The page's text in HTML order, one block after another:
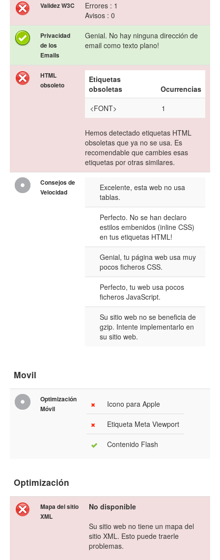
Validez W3C
Errores : 1
Avisos : 0
Privacidad
de los
Emails
Genial. No hay ninguna dirección de
email como texto plano!
HTML
obsoleto
Etiquetas
obsoletas
Ocurrencias
<FONT>
1
Hemos detectado etiquetas HTML
obsoletas que ya no se usa. Es
recomendable que cambies esas
etiquetas por otras similares.
Consejos de
Velocidad
Excelente, esta web no usa
tablas.
Perfecto. No se han declaro
estilos embenidos (inline CSS)
en tus etiquetas HTML!
Genial, tu página web usa muy
pocos ficheros CSS.
Perfecto, tu web usa pocos
ficheros JavaScript.
Su sitio web no se beneficia de
gzip. Intente implementarlo en
su sitio web.
Movil
Optimización
Móvil
Icono para Apple
Etiqueta Meta Viewport
Contenido Flash
Optimización
Mapa del sitio
XML
No disponible
Su sitio web no tiene un mapa del
sitio XML. Esto puede traerle
problemas.